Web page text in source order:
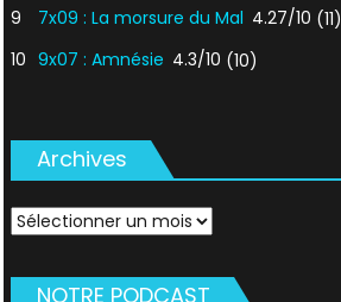
9
7x09 : La morsure du Mal 4.27/10 (11)
10 9x07 : Amnésie 4.3/10 (10)
Archives
Archives
NOTRE PODCAST